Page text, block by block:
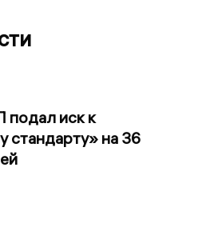
иск к
стандарту» на 36